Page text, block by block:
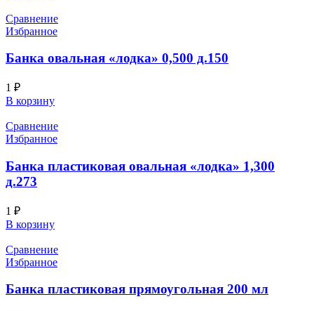
Сравнение
Избранное
Банка овальная «лодка» 0,500 д.150
1 ₽
В корзину
Сравнение
Избранное
Банка пластиковая овальная «лодка» 1,300
д.273
1 ₽
В корзину
Сравнение
Избранное
Банка пластиковая прямоугольная 200 мл